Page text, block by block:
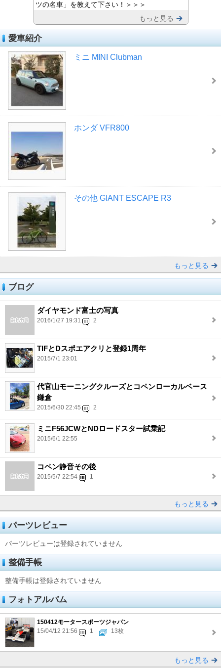
ツの名車」を教えて下さい！＞＞＞
もっと見る
愛車紹介
ミニ MINI Clubman
ホンダ VFR800
その他 GIANT ESCAPE R3
もっと見る
ブログ
ダイヤモンド富士の写真
2016/1/27 19:31 2
TIFとDスポエアクリと登録1周年
2015/7/1 23:01
代官山モーニングクルーズとコペンローカルベース
鎌倉
2015/6/30 22:45 2
ミニF56JCWとNDロードスター試乗記
2015/6/1 22:55
コペン静音その後
2015/5/7 22:54 1
もっと見る
パーツレビュー
パーツレビューは登録されていません
整備手帳
整備手帳は登録されていません
フォトアルバム
150412モータースポーツジャパン
15/04/12 21:56
1 13枚
もっと見る